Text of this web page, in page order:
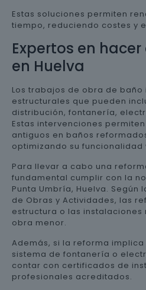
Estas soluciones permiten
tiempo, reduciendo costes y
Expertos en
en Huelva
Los trabajos de obra de
estructurales que pueden
distribución, fontanería,
Estas intervenciones
antiguos en baños
optimizando su funcionalidad
Para llevar a cabo una
fundamental cumplir con la
Punta Umbría, Huelva. Según
de Obras y Actividades, las
estructura o las
obra menor.
Además, si la reforma
sistema de fontanería o
contar con certificados de
profesionales acreditados.